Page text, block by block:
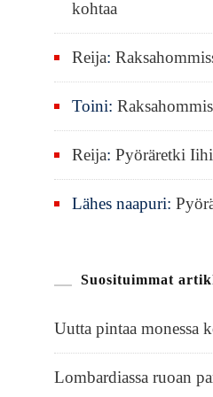
kohtaa
Reija:
Toini:
Reija:Pyöräretki
Lähes naapuri:
Suosituimmat
Uutta pintaa monessa
Lombardiassa ruoan